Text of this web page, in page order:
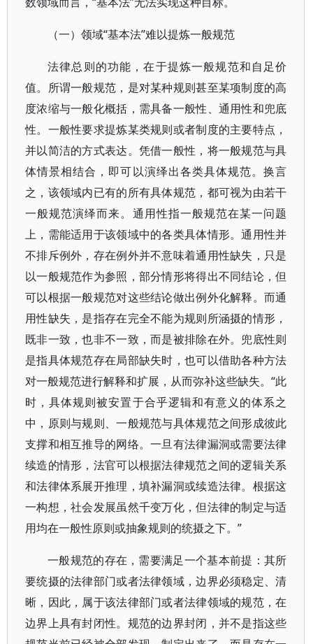
（一）领域“基本法”难以提炼一般规范
法律总则的功能，在于提炼一般规范和自足价
值。所谓一般规范，是对某种规则甚至某项制度的高
度浓缩与一般化概括，需具备一般性、通用性和兜底
性。一般性要求提炼某类规则或者制度的主要特点，
并以简洁的方式表达。凭借一般性，将一般规范与具
体情景相结合，即可以演绎出各类具体规范。换言
之，该领域内已有的所有具体规范，都可视为由若干
一般规范演绎而来。通用性指一般规范在某一问题
上，需能适用于该领域中的各类具体情形。通用性并
不排斥例外，存在例外并不意味着通用性缺失，只是
以一般规范作为参照，部分情形将得出不同结论，但
可以根据一般规范对这些结论做出例外化解释。而通
用性缺失，是指存在完全不能为规则所涵摄的情形，
既非一致，也非不一致，而是被排除在外。兜底性则
是指具体规范存在局部缺失时，也可以借助各种方法
对一般规范进行解释和扩展，从而弥补这些缺失。“此
时，具体规则被安置于合乎逻辑和有意义的体系之
中，原则与规则、一般规范与具体规范之间形成彼此
支撑和相互推导的网络。一旦有法律漏洞或需要法律
续造的情形，法官可以根据法律规范之间的逻辑关系
和法律体系展开推理，填补漏洞或续造法律。根据这
一构想，社会发展虽然千变万化，但法律的制定与适
用均在一般性原则或抽象规则的统摄之下。”
一般规范的存在，需要满足一个基本前提：其所
要统摄的法律部门或者法律领域，边界必须稳定、清
晰，因此，属于该法律部门或者法律领域的规范，在
边界上具有封闭性。规范的边界封闭，并不是指这些